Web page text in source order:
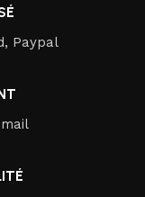
l'ambiance de
un nouveau
captivant.
sans cadre, mais
une livraison en
de nos
Paypal